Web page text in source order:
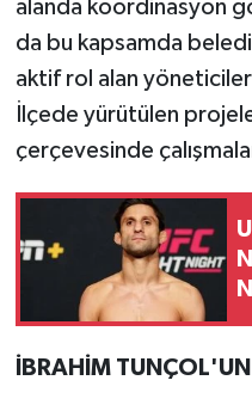
alanda koordinasyon
da bu kapsamda
aktif rol alan
İlçede yürütülen
çerçevesinde
İBRAHİM